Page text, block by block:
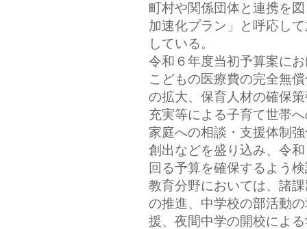
町村や関係団体と連携を
加速化プラン」と呼応し
している。
令和６年度当初予算案に
こどもの医療費の完全無
の拡大、保育人材の確保
充実等による子育て世帯
家庭への相談・支援体制
創出などを盛り込み、令
回る予算を確保するよう
教育分野においては、諸
の推進、中学校の部活動
援、夜間中学の開校によ